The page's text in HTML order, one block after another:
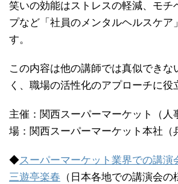
笑いの効能はストレスの軽減、モチ
プなど「社員のメンタルヘルスケア
す。
この内容は他の講師では真似できな
く、職場の活性化のアプローチに役
主催：関西スーパーマーケット（人
場：関西スーパーマーケット本社（
◆スーパーマーケット業界での講演
三遊亭楽春 （日本各地での講演会